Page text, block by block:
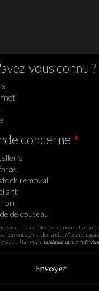
vous connu ?
concerne
removal
de couteau
l'ensemble des données
de ma demande. (Aucune
Voir notrepolitique de